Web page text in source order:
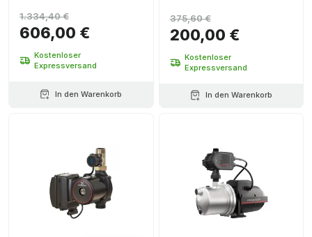
606,00 €
1.334,40 €
Kostenloser
Expressversand
In den Warenkorb
200,00 €
375,60 €
Kostenloser
Expressversand
In den Warenkorb